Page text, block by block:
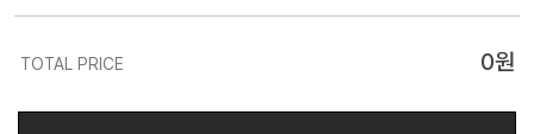
TOTAL PRICE 0원